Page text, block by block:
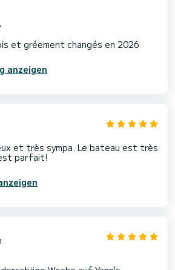
et gréement changés en 2026
anzeigen
et très sympa. Le bateau est très
parfait!